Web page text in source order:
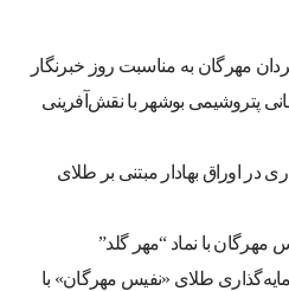
مهرگان به مناسبت روز خبرنگار
میلیارد تومانی پتروشیمی بوشهر با نقش‌آفرینی
در اوراق بهادار مبتنی بر طلای
با نماد “مهر گلد”
طلای «نفیس مهرگان» با